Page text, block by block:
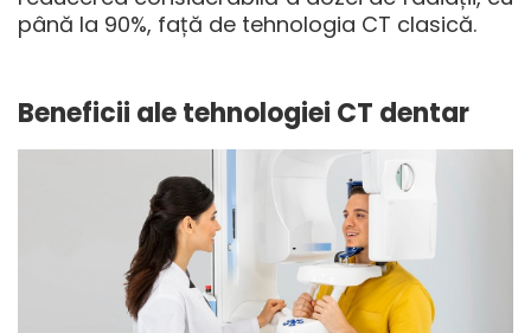
până la 90%, față de tehnologia CT clasică.
Beneficii ale tehnologiei CT dentar